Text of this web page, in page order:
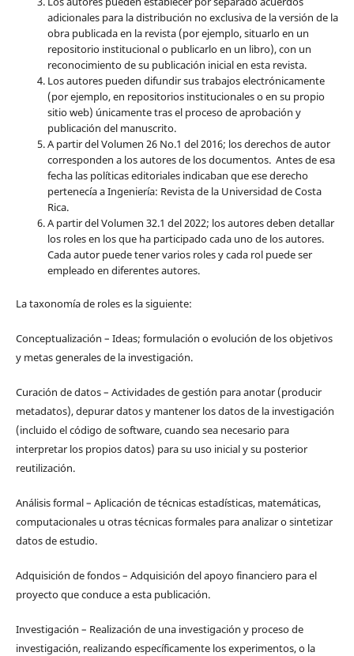
adicionales para la distribución no exclusiva de la versión de la
obra publicada en la revista (por ejemplo, situarlo en un
repositorio institucional o publicarlo en un libro), con un
reconocimiento de su publicación inicial en esta revista.
Los autores pueden difundir sus trabajos electrónicamente
(por ejemplo, en repositorios institucionales o en su propio
sitio web) únicamente tras el proceso de aprobación y
publicación del manuscrito.
A partir del Volumen 26 No.1 del 2016; los derechos de autor
corresponden a los autores de los documentos. Antes de esa
fecha las políticas editoriales indicaban que ese derecho
pertenecía a Ingeniería: Revista de la Universidad de Costa
Rica.
A partir del Volumen 32.1 del 2022; los autores deben detallar
los roles en los que ha participado cada uno de los autores.
Cada autor puede tener varios roles y cada rol puede ser
empleado en diferentes autores.
La taxonomía de roles es la siguiente:
Conceptualización – Ideas; formulación o evolución de los objetivos
y metas generales de la investigación.
Curación de datos – Actividades de gestión para anotar (producir
metadatos), depurar datos y mantener los datos de la investigación
(incluido el código de software, cuando sea necesario para
interpretar los propios datos) para su uso inicial y su posterior
reutilización.
Análisis formal – Aplicación de técnicas estadísticas, matemáticas,
computacionales u otras técnicas formales para analizar o sintetizar
datos de estudio.
Adquisición de fondos – Adquisición del apoyo financiero para el
proyecto que conduce a esta publicación.
Investigación – Realización de una investigación y proceso de
investigación, realizando específicamente los experimentos, o la